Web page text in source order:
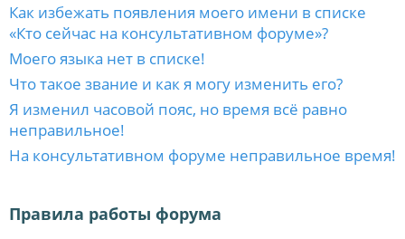
Как избежать появления моего имени в списке
«Кто сейчас на консультативном форуме»?
Моего языка нет в списке!
Что такое звание и как я могу изменить его?
Я изменил часовой пояс, но время всё равно
неправильное!
На консультативном форуме неправильное время!
Правила работы форума